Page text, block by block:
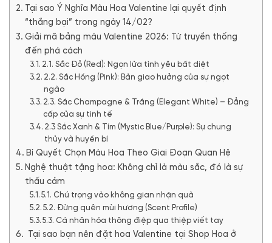
Tại sao Ý Nghĩa Màu Hoa Valentine lại quyết định
“thắng bại” trong ngày 14/02?
Giải mã bảng màu Valentine 2026: Từ truyền thống
đến phá cách
2.1. Sắc Đỏ (Red): Ngọn lửa tình yêu bất diệt
2.2. Sắc Hồng (Pink): Bản giao hưởng của sự ngọt
ngào
2.3. Sắc Champagne & Trắng (Elegant White) – Đẳng
cấp của sự tinh tế
2.3 Sắc Xanh & Tím (Mystic Blue/Purple): Sự chung
thủy và huyền bí
Bí Quyết Chọn Màu Hoa Theo Giai Đoạn Quan Hệ
Nghệ thuật tặng hoa: Không chỉ là màu sắc, đó là sự
thấu cảm
5.1. Chú trọng vào không gian nhận quà
5.2. Đừng quên mùi hương (Scent Profile)
5.3. Cá nhân hóa thông điệp qua thiệp viết tay
Tại sao bạn nên đặt hoa Valentine tại Shop Hoa ở